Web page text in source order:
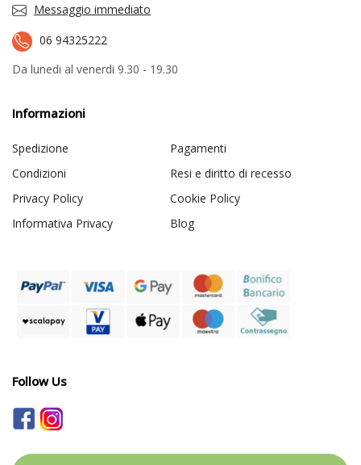
Messaggio immediato
06 94325222
Da lunedi al venerdi 9.30 - 19.30
Informazioni
Spedizione
Pagamenti
Condizioni
Resi e diritto di recesso
Privacy Policy
Cookie Policy
Informativa Privacy
Blog
Follow Us